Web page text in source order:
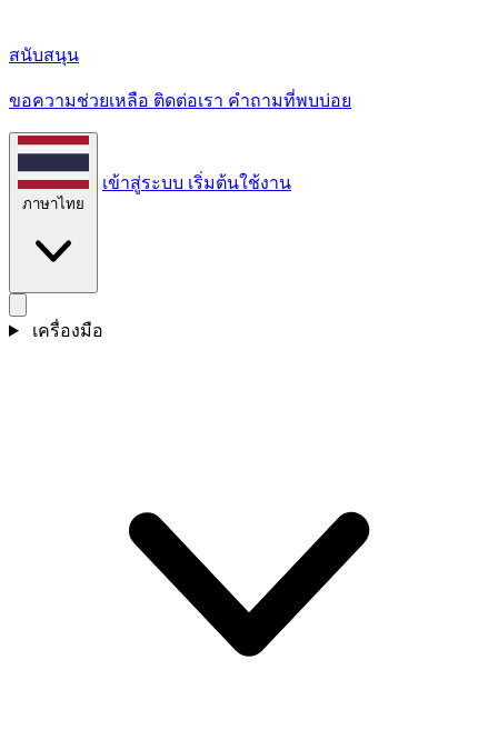
สนับสนุน
ขอความช่วยเหลือ ติดต่อเรา คําถามที่พบบ่อย
ภาษาไทย
เข้าสู่ระบบ เริ่มต้นใช้งาน
เครื่องมือ